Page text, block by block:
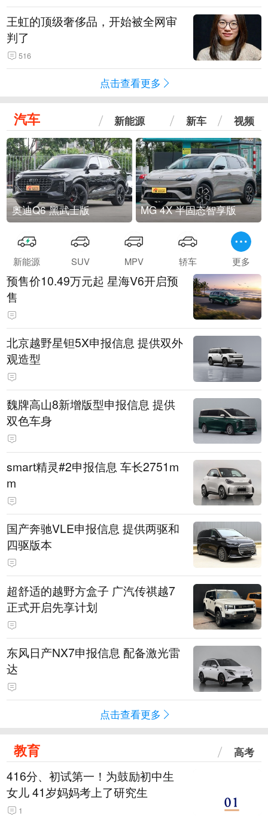
王虹的顶级奢侈品，开始被全网审
判了
516
点击查看更多
汽车 新能源 新车 视频
奥迪Q6 黑武士版 MG 4X 半固态智享版
新能源 SUV MPV 轿车 更多
预售价10.49万元起 星海V6开启预
售
北京越野星钽5X申报信息 提供双外
观造型
魏牌高山8新增版型申报信息 提供
双色车身
smart精灵#2申报信息 车长2751m
m
国产奔驰VLE申报信息 提供两驱和
四驱版本
超舒适的越野方盒子 广汽传祺越7
正式开启先享计划
东风日产NX7申报信息 配备激光雷
达
点击查看更多
教育 高考
416分、初试第一！为鼓励初中生
女儿 41岁妈妈考上了研究生
1